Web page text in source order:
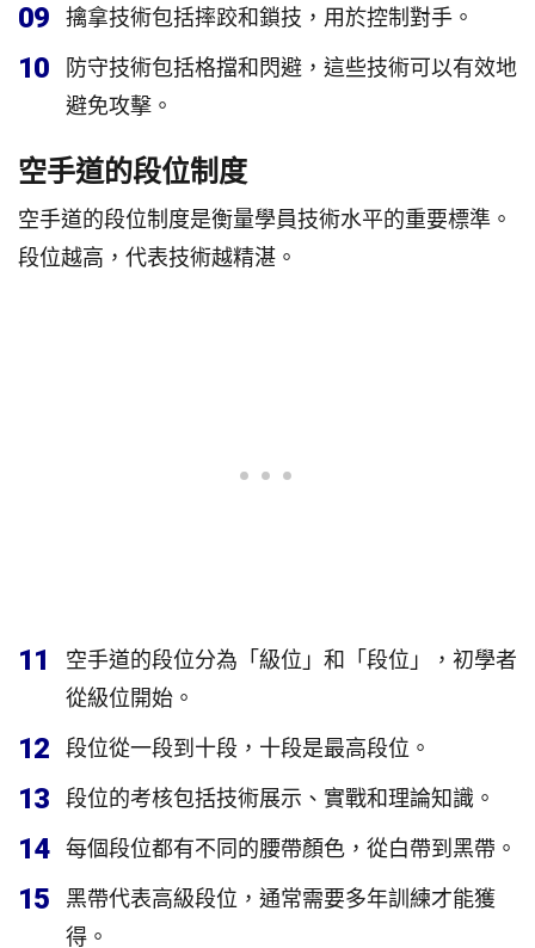
09 擒拿技術包括摔跤和鎖技，用於控制對手。
10
防守技術包括格擋和閃避，這些技術可以有效地
避免攻擊。
空手道的段位制度
空手道的段位制度是衡量學員技術水平的重要標準。
段位越高，代表技術越精湛。
11
空手道的段位分為「級位」和「段位」，初學者
從級位開始。
12 段位從一段到十段，十段是最高段位。
13 段位的考核包括技術展示、實戰和理論知識。
14 每個段位都有不同的腰帶顏色，從白帶到黑帶。
15
黑帶代表高級段位，通常需要多年訓練才能獲
得。